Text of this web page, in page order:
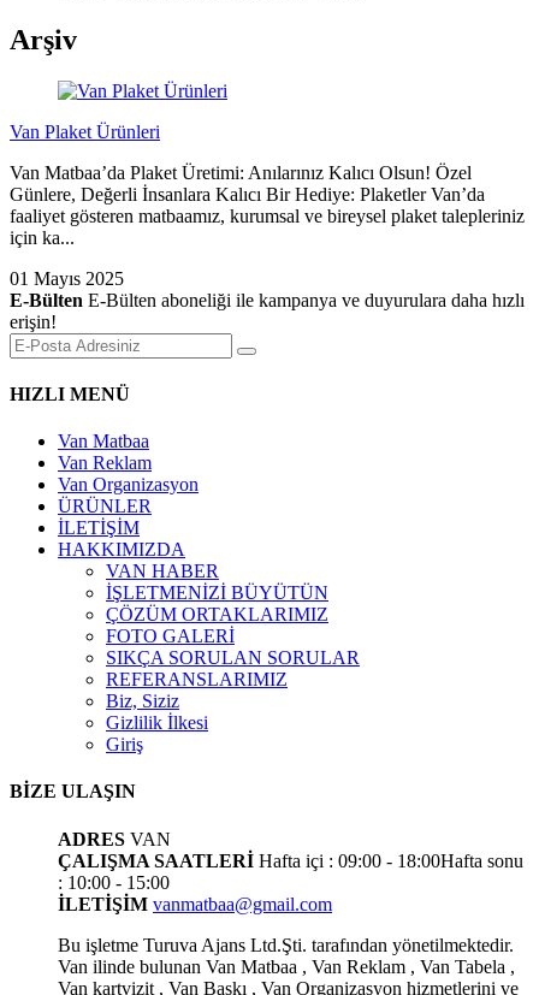
Arşiv
Van Plaket Ürünleri
Van Matbaa’da Plaket Üretimi: Anılarınız Kalıcı Olsun! Özel
Günlere, Değerli İnsanlara Kalıcı Bir Hediye: Plaketler Van’da
faaliyet gösteren matbaamız, kurumsal ve bireysel plaket talepleriniz
için ka...
01 Mayıs 2025
E-Bülten E-Bülten aboneliği ile kampanya ve duyurulara daha hızlı
erişin!
HIZLI MENÜ
Van Matbaa
Van Reklam
Van Organizasyon
ÜRÜNLER
İLETİŞİM
HAKKIMIZDA
VAN HABER
İŞLETMENİZİ BÜYÜTÜN
ÇÖZÜM ORTAKLARIMIZ
FOTO GALERİ
SIKÇA SORULAN SORULAR
REFERANSLARIMIZ
Biz, Siziz
Gizlilik İlkesi
Giriş
BİZE ULAŞIN
ADRES VAN
ÇALIŞMA SAATLERİ Hafta içi : 09:00 - 18:00Hafta sonu
: 10:00 - 15:00
İLETİŞİM vanmatbaa@gmail.com
Bu işletme Turuva Ajans Ltd.Şti. tarafından yönetilmektedir.
Van ilinde bulunan Van Matbaa , Van Reklam , Van Tabela ,
Van kartvizit , Van Baskı , Van Organizasyon hizmetlerini ve